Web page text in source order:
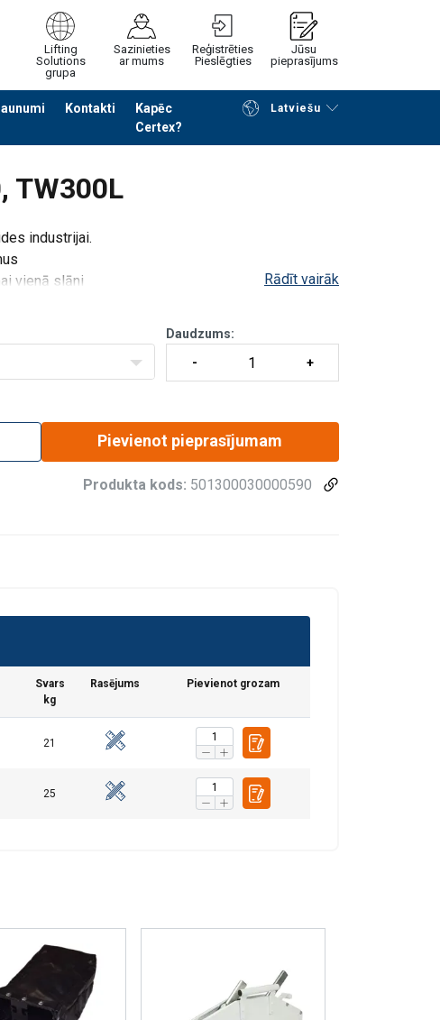
Lifting
Solutions
grupa
Sazinieties
ar mums
Reģistrēties
Pieslēgties
Jūsu
pieprasījums
Kontakti
Kapēc
Certex?
Latviešu
Noformēt piedāvājuma pieprasījumu
TW300L
industrijai.
vienā slāni
Rādīt vairāk
Daudzums:
Pievienot pieprasījumam
Produkta kods: 501300030000590
Svars
kg
Rasējums Pievienot grozam
21
25ENGLISH TRANSLATION
partneriem,
izmantojot
PIEKRIST VISIEM